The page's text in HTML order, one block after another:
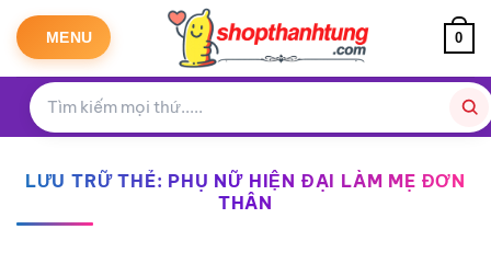
qua
dung
MENU 0
LƯU TRỮ THẺ: PHỤ NỮ HIỆN ĐẠI LÀM MẸ ĐƠN
THÂN